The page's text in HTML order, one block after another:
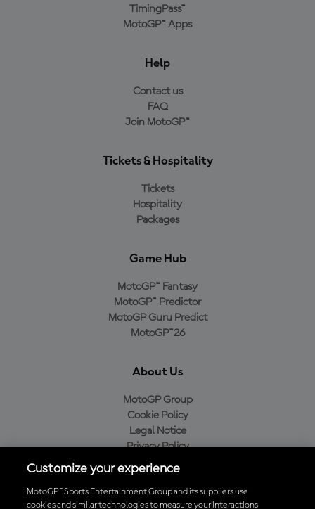
TimingPass™
MotoGP™ Apps
Help
Contact us
FAQ
Join MotoGP™
Tickets & Hospitality
Tickets
Hospitality
Packages
Game Hub
MotoGP™ Fantasy
MotoGP™ Predictor
MotoGP Guru Predict
MotoGP™26
About Us
MotoGP Group
Cookie Policy
Legal Notice
Privacy Policy
Purchase Policy
Customize your experience
MotoGP™ Sports Entertainment Group and its suppliers use
cookies and similar technologies to measure your interactions